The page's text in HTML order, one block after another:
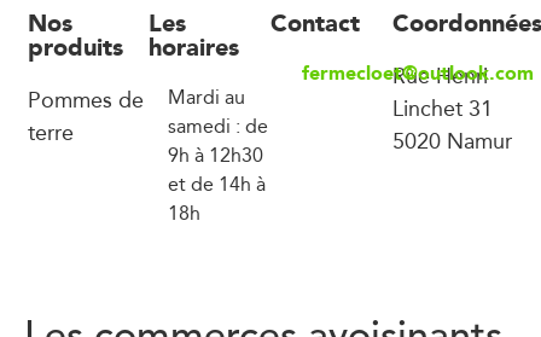
Nos
produits
Pommes de
terre
Les
horaires
Mardi au
samedi : de
9h à 12h30
et de 14h à
18h
Contact
fermecloet@outlook.com
Coordonnées
Rue Henri
Linchet 31
5020 Namur